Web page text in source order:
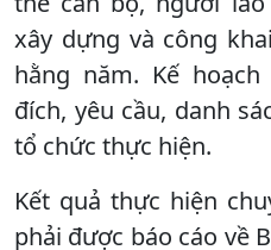
xây dựng và công
hằng năm. Kế
đích, yêu cầu, danh
tổ chức thực hiện.
Kết quả thực hiện
phải được báo cáo về